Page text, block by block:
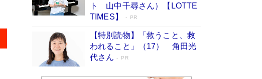
「叱って伸びるやつは、褒めたらもっと伸びる」
俳優・高嶋政伸が家族に教わった“人を育てるコ
ツ”…芸への考え方を明かす
Book Bang
美輪明宏 晩年の回答を集めた『ほほえんで生き
るための人生相談』がランクイン［エンターテイ
メントベストセラー］
ト 山中千尋さん）【LOTTE
TIMES】
PR
【特別読物】「救うこと、救
われること」（17） 角田光
代さん
PR